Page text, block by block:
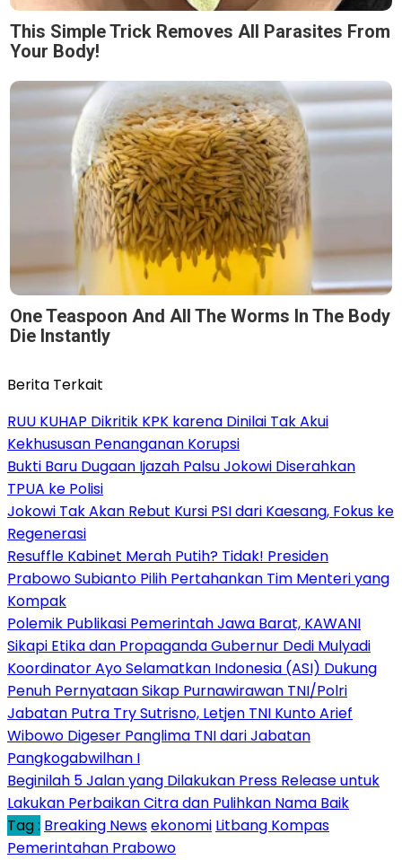
This Simple Trick Removes All Parasites From
Your Body!
One Teaspoon And All The Worms In The Body
Die Instantly
Berita Terkait
RUU KUHAP Dikritik KPK karena Dinilai Tak Akui
Kekhususan Penanganan Korupsi
Bukti Baru Dugaan Ijazah Palsu Jokowi Diserahkan
TPUA ke Polisi
Jokowi Tak Akan Rebut Kursi PSI dari Kaesang, Fokus ke
Regenerasi
Resuffle Kabinet Merah Putih? Tidak! Presiden
Prabowo Subianto Pilih Pertahankan Tim Menteri yang
Kompak
Polemik Publikasi Pemerintah Jawa Barat, KAWANI
Sikapi Etika dan Propaganda Gubernur Dedi Mulyadi
Koordinator Ayo Selamatkan Indonesia (ASI) Dukung
Penuh Pernyataan Sikap Purnawirawan TNI/Polri
Jabatan Putra Try Sutrisno, Letjen TNI Kunto Arief
Wibowo Digeser Panglima TNI dari Jabatan
Pangkogabwilhan I
Beginilah 5 Jalan yang Dilakukan Press Release untuk
Lakukan Perbaikan Citra dan Pulihkan Nama Baik
Tag : Breaking Newsekonomi Litbang Kompas
Pemerintahan Prabowo